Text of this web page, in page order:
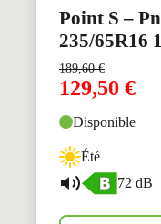
Point S –
235/65R16
189,60€
129,50 €
Disponible
Été
72 dB